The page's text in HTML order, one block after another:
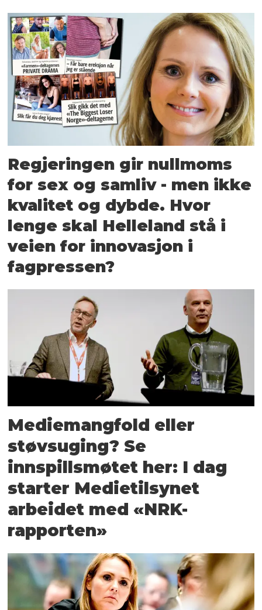
Regjeringen gir nullmoms
for sex og samliv - men ikke
kvalitet og dybde. Hvor
lenge skal Helleland stå i
veien for innovasjon i
fagpressen?
Mediemangfold eller
støvsuging? Se
innspillsmøtet her: I dag
starter Medietilsynet
arbeidet med «NRK-
rapporten»